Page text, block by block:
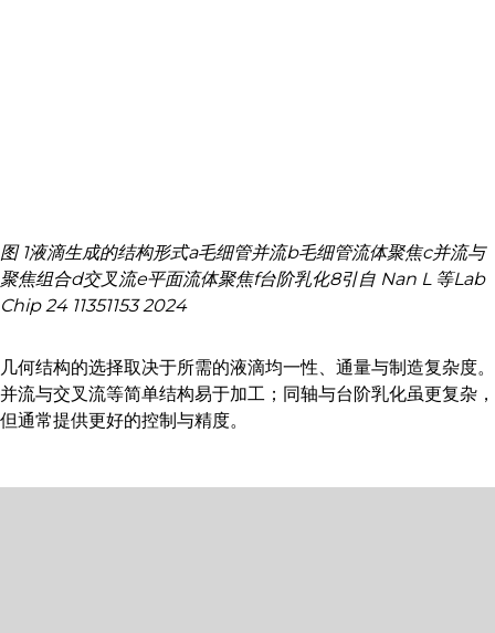
图 1液滴生成的结构形式a毛细管并流b毛细管流体聚焦c并流与
聚焦组合d交叉流e平面流体聚焦f台阶乳化8引自 Nan L 等Lab
Chip 24 11351153 2024
几何结构的选择取决于所需的液滴均一性、通量与制造复杂度。
并流与交叉流等简单结构易于加工；同轴与台阶乳化虽更复杂，
但通常提供更好的控制与精度。